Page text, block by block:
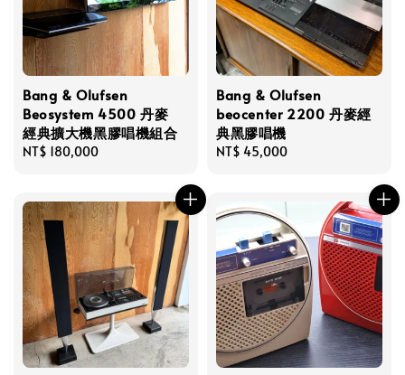
Bang & Olufsen
Beosystem 4500 丹麥
經典擴大機黑膠唱機組合
Regular
NT$ 180,000
Bang & Olufsen
beocenter 2200 丹麥經
典黑膠唱機
Regular
NT$ 45,000